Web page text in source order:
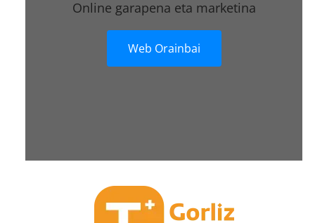
Online garapena eta marketina
Web Orainbai